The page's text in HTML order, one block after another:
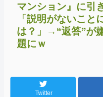
マンション』に引
「説明がないこと
は？」→“返答”が
題にｗ
Twitter